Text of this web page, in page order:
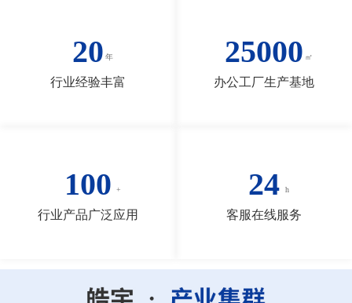
20
行业经验丰富
25000
办公工厂生产基地
100
行业产品广泛应用
24
客服在线服务